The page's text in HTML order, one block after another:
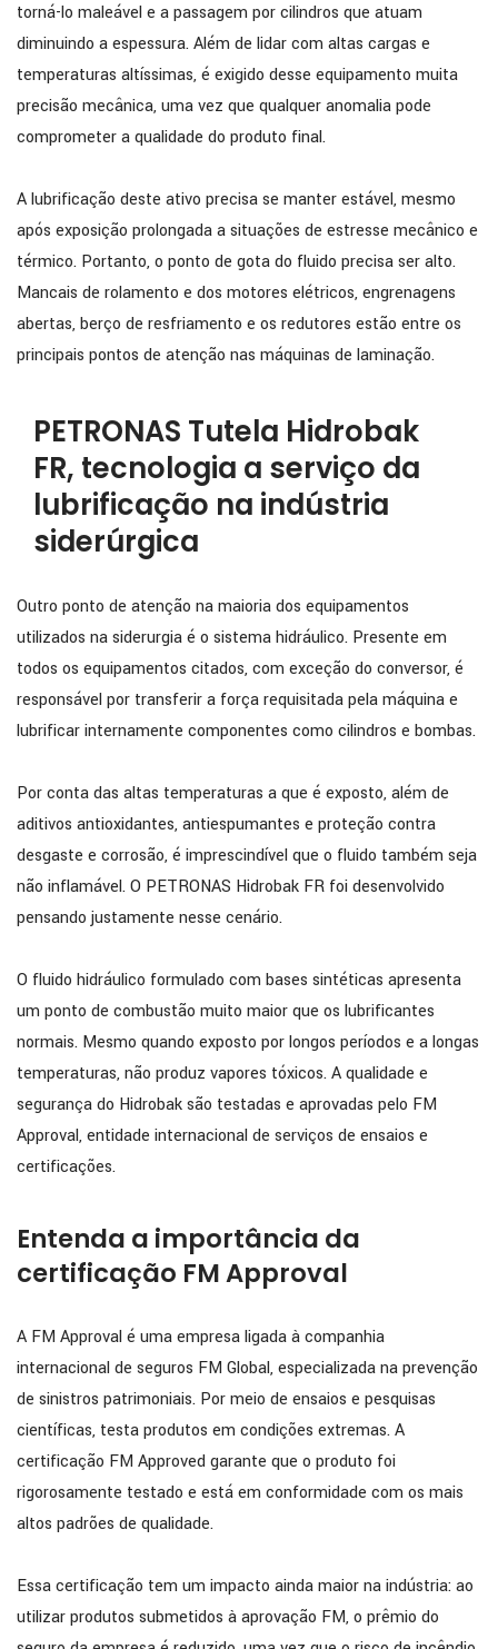
torná-lo maleável e a passagem por cilindros que atuam
diminuindo a espessura. Além de lidar com altas cargas e
temperaturas altíssimas, é exigido desse equipamento muita
precisão mecânica, uma vez que qualquer anomalia pode
comprometer a qualidade do produto final.
A lubrificação deste ativo precisa se manter estável, mesmo
após exposição prolongada a situações de estresse mecânico e
térmico. Portanto, o ponto de gota do fluido precisa ser alto.
Mancais de rolamento e dos motores elétricos, engrenagens
abertas, berço de resfriamento e os redutores estão entre os
principais pontos de atenção nas máquinas de laminação.
PETRONAS Tutela Hidrobak
FR, tecnologia a serviço da
lubrificação na indústria
siderúrgica
Outro ponto de atenção na maioria dos equipamentos
utilizados na siderurgia é o sistema hidráulico. Presente em
todos os equipamentos citados, com exceção do conversor, é
responsável por transferir a força requisitada pela máquina e
lubrificar internamente componentes como cilindros e bombas.
Por conta das altas temperaturas a que é exposto, além de
aditivos antioxidantes, antiespumantes e proteção contra
desgaste e corrosão, é imprescindível que o fluido também seja
não inflamável. O PETRONAS Hidrobak FR foi desenvolvido
pensando justamente nesse cenário.
O fluido hidráulico formulado com bases sintéticas apresenta
um ponto de combustão muito maior que os lubrificantes
normais. Mesmo quando exposto por longos períodos e a longas
temperaturas, não produz vapores tóxicos. A qualidade e
segurança do Hidrobak são testadas e aprovadas pelo FM
Approval, entidade internacional de serviços de ensaios e
certificações.
Entenda a importância da
certificação FM Approval
A FM Approval é uma empresa ligada à companhia
internacional de seguros FM Global, especializada na prevenção
de sinistros patrimoniais. Por meio de ensaios e pesquisas
científicas, testa produtos em condições extremas. A
certificação FM Approved garante que o produto foi
rigorosamente testado e está em conformidade com os mais
altos padrões de qualidade.
Essa certificação tem um impacto ainda maior na indústria: ao
utilizar produtos submetidos à aprovação FM, o prêmio do